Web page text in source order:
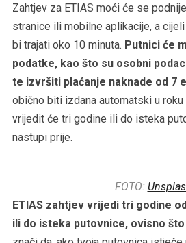
Zahtjev za ETIAS moći će se
stranice ili mobilne aplikacije, a
bi trajati oko 10 minuta. Putnici će
podatke, kao što su osobni
te izvršiti plaćanje naknade od 7
obično biti izdana automatski u
vrijedit će tri godine ili do isteka
nastupi prije.
FOTO:
ETIAS zahtjev vrijedi tri godine
ili do isteka putovnice, ovisno